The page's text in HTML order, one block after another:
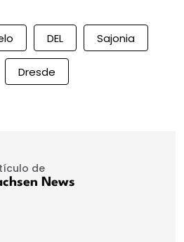
DEL Sajonia
Dresde
de
News